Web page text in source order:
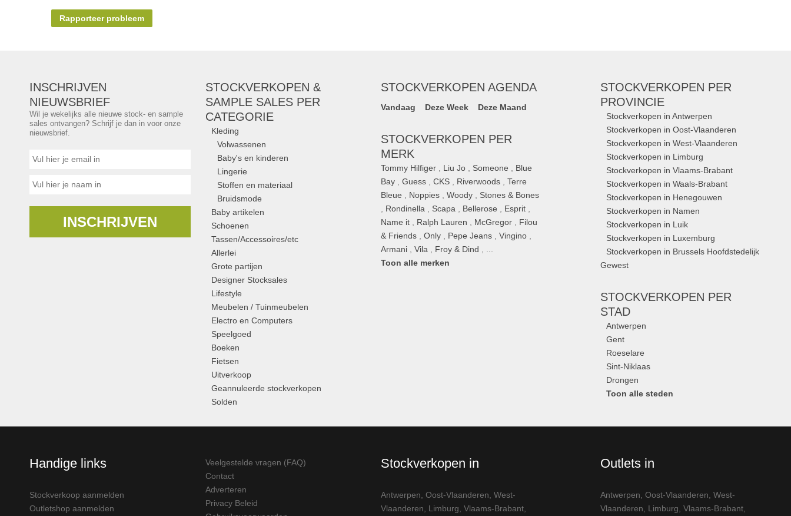
Rapporteer probleem
INSCHRIJVEN
NIEUWSBRIEF
Wil je wekelijks alle nieuwe stock- en sample
sales ontvangen? Schrijf je dan in voor onze
nieuwsbrief.
INSCHRIJVEN
STOCKVERKOPEN &
SAMPLE SALES PER
CATEGORIE
Kleding
Volwassenen
Baby's en kinderen
Lingerie
Stoffen en materiaal
Bruidsmode
Baby artikelen
Schoenen
Tassen/Accessoires/etc
Allerlei
Grote partijen
Designer Stocksales
Lifestyle
Meubelen / Tuinmeubelen
Electro en Computers
Speelgoed
Boeken
Fietsen
Uitverkoop
Geannuleerde stockverkopen
Solden
STOCKVERKOPEN AGENDA
Vandaag Deze Week Deze Maand
STOCKVERKOPEN PER
MERK
Tommy Hilfiger Liu Jo Someone
Blue
Bay ,Guess ,CKS Riverwoods ,Terre
Bleue
Noppies ,Woody
Stones & Bones
Rondinella Scapa Bellerose Esprit
Name it
Ralph Lauren McGregor
Filou
& Friends ,Only Pepe Jeans ,Vingino
Armani ,Vila Froy & Dind
Toon alle merken
STOCKVERKOPEN PER
PROVINCIE
Stockverkopen in Antwerpen
Stockverkopen in Oost-Vlaanderen
Stockverkopen in West-Vlaanderen
Stockverkopen in Limburg
Stockverkopen in Vlaams-Brabant
Stockverkopen in Waals-Brabant
Stockverkopen in Henegouwen
Stockverkopen in Namen
Stockverkopen in Luik
Stockverkopen in Luxemburg
Stockverkopen in Brussels Hoofdstedelijk
Gewest
STOCKVERKOPEN PER
STAD
Antwerpen
Gent
Roeselare
Sint-Niklaas
Drongen
Toon alle steden
Handige links
Stockverkoop aanmelden
Outletshop aanmelden
Veelgestelde vragen (FAQ)
Contact
Adverteren
Privacy Beleid
Stockverkopen in
Antwerpen ,Oost-Vlaanderen ,West-
Vlaanderen
Limburg ,Vlaams-Brabant
Outlets in
Antwerpen ,Oost-Vlaanderen ,West-
Vlaanderen
Limburg ,Vlaams-Brabant